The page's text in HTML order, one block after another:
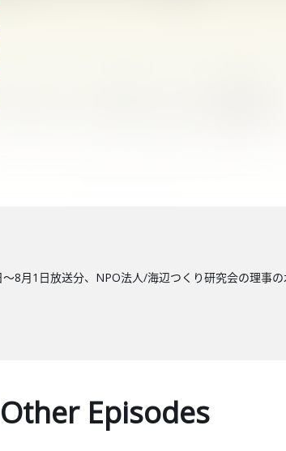
8月1日放送分、NPO法人/海辺つくり研究会の理事の
Other Episodes